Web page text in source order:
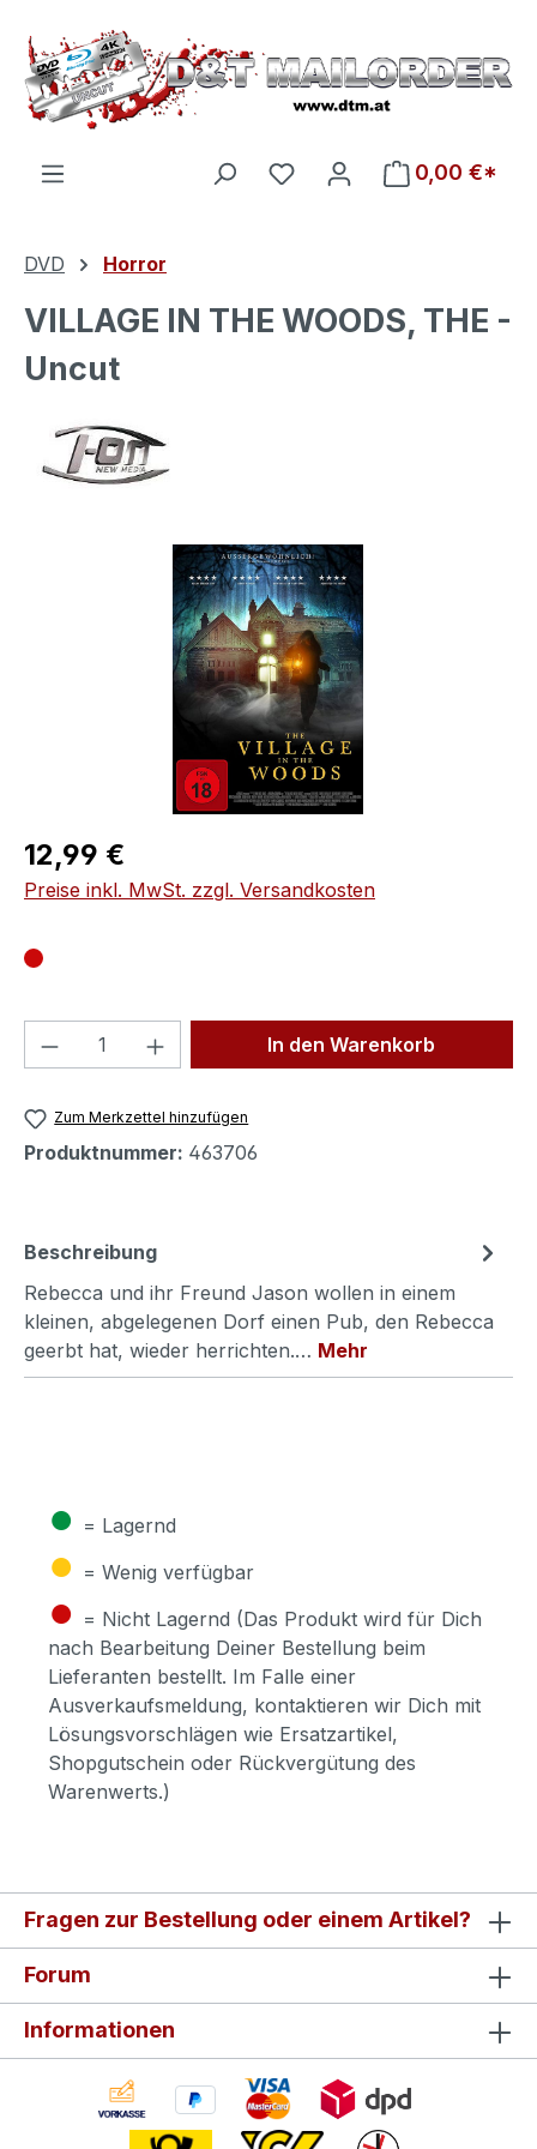
Zum Hauptinhalt springen
Du hast 0 Produkte auf
0,00 €*
DVD Horror
VILLAGE IN THE WOODS, THE -
Uncut
Bildergalerie überspringen
Regulärer Preis:
12,99 €
Preise inkl. MwSt. zzgl. Versandkosten
Produkt Anzahl: Gib denIn den Warenkorb
Zum Merkzettel hinzufügen
Produktnummer: 463706
Beschreibung
Rebecca und ihr Freund Jason wollen in einem
kleinen, abgelegenen Dorf einen Pub, den Rebecca
geerbt hat, wieder herrichten.… Mehr
● = Lagernd
● = Wenig verfügbar
● = Nicht Lagernd (Das Produkt wird für Dich
nach Bearbeitung Deiner Bestellung beim
Lieferanten bestellt. Im Falle einer
Ausverkaufsmeldung, kontaktieren wir Dich mit
Lösungsvorschlägen wie Ersatzartikel,
Shopgutschein oder Rückvergütung des
Warenwerts.)
Fragen zur Bestellung oder einem Artikel?
Forum
Informationen